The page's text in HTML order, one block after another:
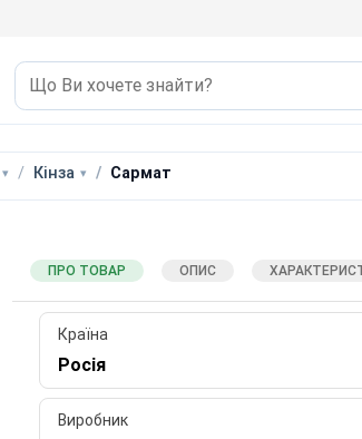
Кінза Сармат
ПРО ТОВАР ОПИС
Країна
Росія
Виробник